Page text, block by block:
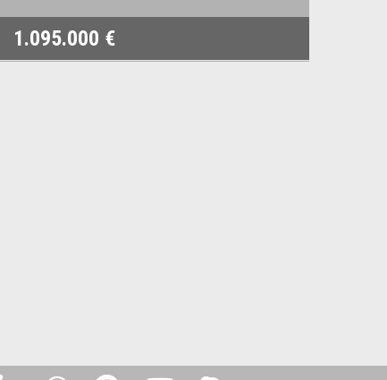
1.095.000 €